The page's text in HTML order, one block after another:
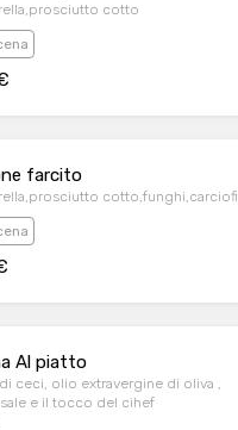
cotto
farcito
cotto,funghi,carciofi
Al piatto
ceci, olio extravergine di oliva ,
e il tocco del cihef